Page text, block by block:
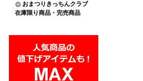
おまつりきっちんクラブ
在庫限り商品・完売商品